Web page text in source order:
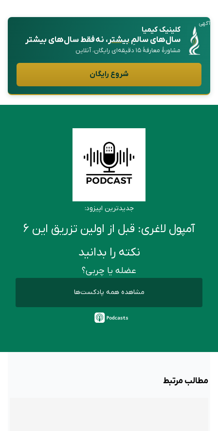
آگهی
کلینیک کیمیا
سال‌های سالمِبیشتر، نه فقط سال‌های بیشتر
مشاورهٔ معارفهٔ ۱۵ دقیقه‌ای رایگان، آنلاین
شروع رایگان
جدیدترین اپیزود:
آمپول لاغری: قبل از اولین تزریق این ۶
نکته را بدانید
عضله یا چربی؟
مشاهده همه پادکست‌ها
مطالب مرتبط